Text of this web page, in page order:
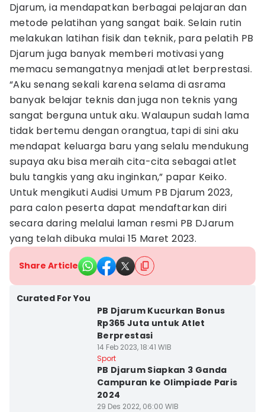
Djarum, ia mendapatkan berbagai pelajaran dan
metode pelatihan yang sangat baik. Selain rutin
melakukan latihan fisik dan teknik, para pelatih PB
Djarum juga banyak memberi motivasi yang
memacu semangatnya menjadi atlet berprestasi.
“Aku senang sekali karena selama di asrama
banyak belajar teknis dan juga non teknis yang
sangat berguna untuk aku. Walaupun sudah lama
tidak bertemu dengan orangtua, tapi di sini aku
mendapat keluarga baru yang selalu mendukung
supaya aku bisa meraih cita-cita sebagai atlet
bulu tangkis yang aku inginkan,” papar Keiko.
Untuk mengikuti Audisi Umum PB Djarum 2023,
para calon peserta dapat mendaftarkan diri
secara daring melalui laman resmi PB DJarum
yang telah dibuka mulai 15 Maret 2023.
Share Article
Curated For You
PB Djarum Kucurkan Bonus
Rp365 Juta untuk Atlet
Berprestasi
14 Feb 2023, 18:41 WIB
Sport
PB Djarum Siapkan 3 Ganda
Campuran ke Olimpiade Paris
2024
29 Des 2022, 06:00 WIB